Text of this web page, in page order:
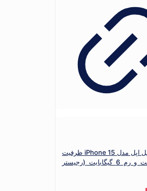
گوشی موبایل اپل مدل iPhone 15 ظرفیت
256 گیگابایت و رم 6 گیگابایت (رجیستر